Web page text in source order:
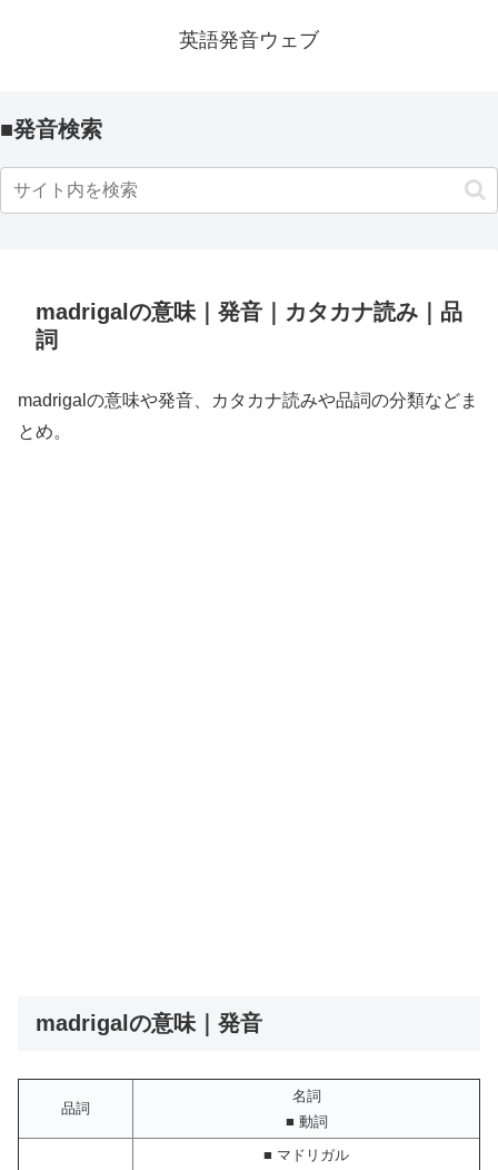
英語発音ウェブ
■発音検索
madrigalの意味｜発音｜カタカナ読み｜品
詞
madrigalの意味や発音、カタカナ読みや品詞の分類などま
とめ。
madrigalの意味｜発音
品詞
名詞
■ 動詞
■ マドリガル